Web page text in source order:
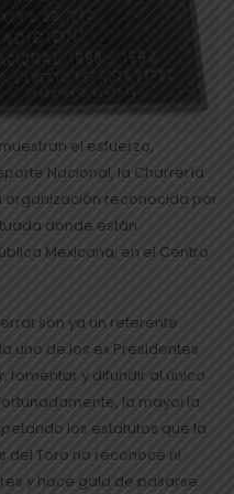
el esfuerzo,
Nacional, la Charrería
organización reconocida por
donde están
Mexicana, en el Centro
son ya un referente
uno de los ex Presidentes
fomentar y difundir al único
la mayoría
los estatutos que la
del Toro no reconoce ni
y hace gala de pasarse